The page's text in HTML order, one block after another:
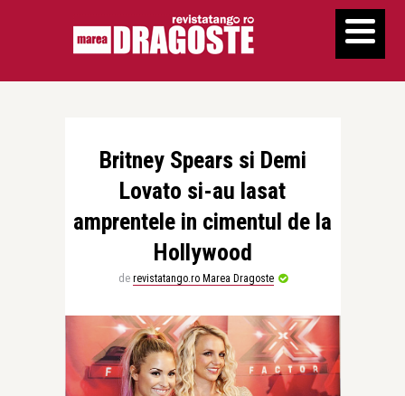
Britney Spears si Demi
Lovato si-au lasat
amprentele in cimentul de la
Hollywood
de revistatango.ro Marea Dragoste